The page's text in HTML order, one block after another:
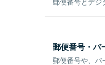
郵便番号・バ
郵便番号や、バ